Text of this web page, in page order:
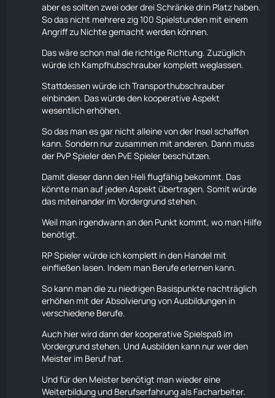
aber es sollten zwei oder drei Schränke drin Platz haben.
So das nicht mehrere zig 100 Spielstunden mit einem
Angriff zu Nichte gemacht werden können.
Das wäre schon mal die richtige Richtung. Zuzüglich
würde ich Kampfhubschrauber komplett weglassen.
Stattdessen würde ich Transporthubschrauber
einbinden. Das würde den kooperative Aspekt
wesentlich erhöhen.
So das man es gar nicht alleine von der Insel schaffen
kann. Sondern nur zusammen mit anderen. Dann muss
der PvP Spieler den PvE Spieler beschützen.
Damit dieser dann den Heli flugfähig bekommt. Das
könnte man auf jeden Aspekt übertragen. Somit würde
das miteinander im Vordergrund stehen.
Weil man irgendwann an den Punkt kommt, wo man Hilfe
benötigt.
RP Spieler würde ich komplett in den Handel mit
einfließen lasen. Indem man Berufe erlernen kann.
So kann man die zu niedrigen Basispunkte nachträglich
erhöhen mit der Absolvierung von Ausbildungen in
verschiedene Berufe.
Auch hier wird dann der kooperative Spielspaß im
Vordergrund stehen. Und Ausbilden kann nur wer den
Meister im Beruf hat.
Und für den Meister benötigt man wieder eine
Weiterbildung und Berufserfahrung als Facharbeiter.